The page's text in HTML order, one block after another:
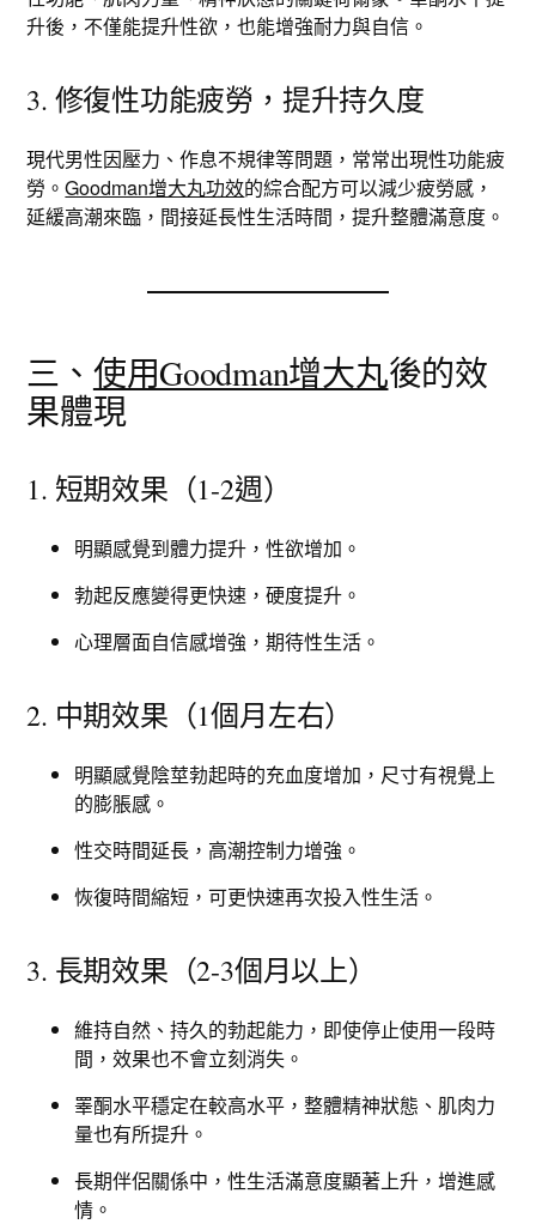
升後，不僅能提升性欲，也能增強耐力與自信。
3. 修復性功能疲勞，提升持久度
現代男性因壓力、作息不規律等問題，常常出現性功能疲
勞。Goodman增大丸功效的綜合配方可以減少疲勞感，
延緩高潮來臨，間接延長性生活時間，提升整體滿意度。
三、 使用Goodman增大丸後的效
果體現
1. 短期效果（1-2週）
明顯感覺到體力提升，性欲增加。
勃起反應變得更快速，硬度提升。
心理層面自信感增強，期待性生活。
2. 中期效果（1個月左右）
明顯感覺陰莖勃起時的充血度增加，尺寸有視覺上
的膨脹感。
性交時間延長，高潮控制力增強。
恢復時間縮短，可更快速再次投入性生活。
3. 長期效果（2-3個月以上）
維持自然、持久的勃起能力，即使停止使用一段時
間，效果也不會立刻消失。
睪酮水平穩定在較高水平，整體精神狀態、肌肉力
量也有所提升。
長期伴侶關係中，性生活滿意度顯著上升，增進感
情。